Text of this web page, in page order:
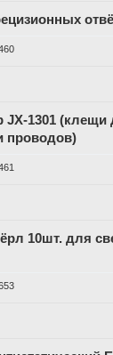
JX-1301 (клещи
проводов)
10шт. для